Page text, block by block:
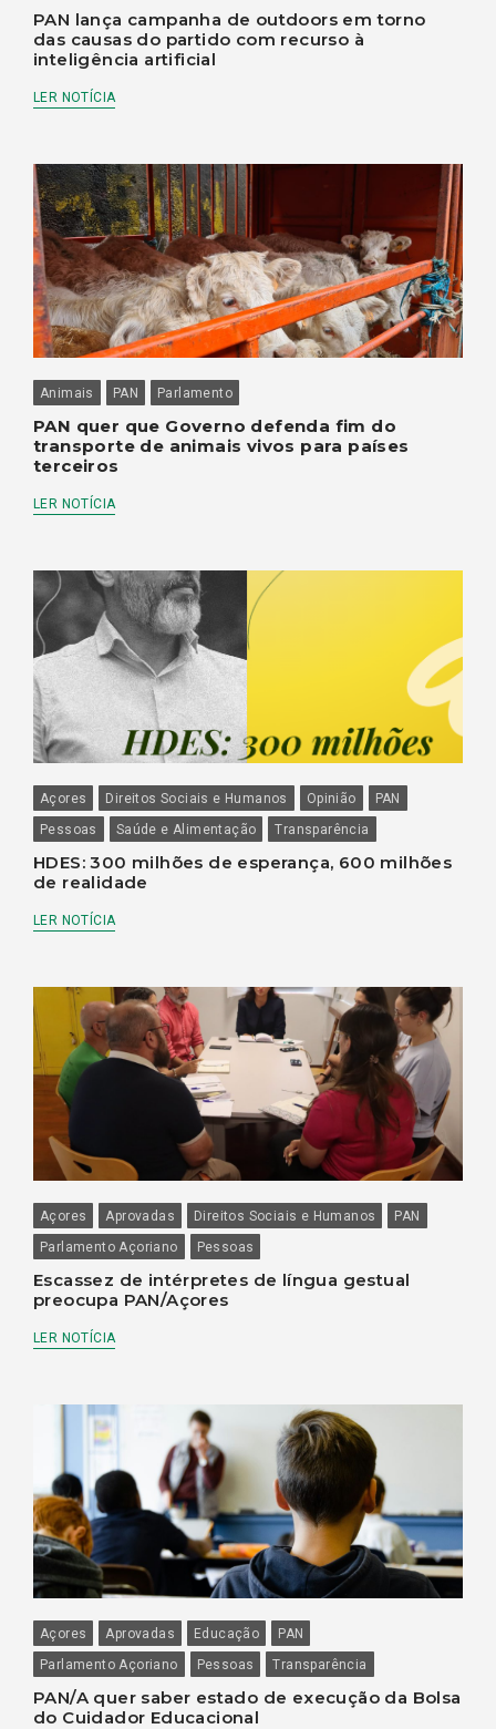
PAN lança campanha de outdoors em torno
das causas do partido com recurso à
inteligência artificial
LER NOTÍCIA
Animais PAN Parlamento
PAN quer que Governo defenda fim do
transporte de animais vivos para países
terceiros
LER NOTÍCIA
Açores Direitos Sociais e Humanos Opinião
PAN
Pessoas
Saúde e Alimentação Transparência
HDES: 300 milhões de esperança, 600 milhões
de realidade
LER NOTÍCIA
Açores Aprovadas Direitos Sociais e Humanos
PAN
Parlamento Açoriano
Pessoas
Escassez de intérpretes de língua gestual
preocupa PAN/Açores
LER NOTÍCIA
Açores Aprovadas Educação
PAN
Parlamento Açoriano
Pessoas Transparência
PAN/A quer saber estado de execução da Bolsa
do Cuidador Educacional